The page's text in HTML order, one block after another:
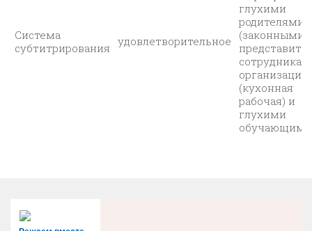
Система
субтитрирования удовлетворительное
глухими
родителями
(законными
организации
(кухонная
рабочая) и
глухими